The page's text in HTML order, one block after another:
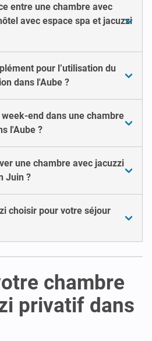
entre une chambre avec
avec espace spa et jacuzzi
pour l’utilisation du
dans l'Aube ?
end dans une chambre
l'Aube ?
une chambre avec jacuzzi
Juin ?
choisir pour votre séjour
chambre
privatif dans